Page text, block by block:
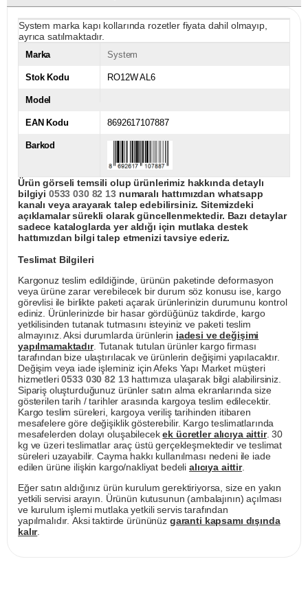
System marka kapı kollarında rozetler fiyata dahil olmayıp,
ayrıca satılmaktadır.
Marka System
Stok Kodu RO12W AL6
Model
EAN Kodu 8692617107887
Barkod
Ürün görseli temsili olup ürünlerimiz hakkında detaylı
bilgiyi 0533 030 82 13numaralı hattımızdan whatsapp
kanalı veya arayarak talep edebilirsiniz. Sitemizdeki
açıklamalar sürekli olarak güncellenmektedir. Bazı detaylar
sadece kataloglarda yer aldığı için mutlaka destek
hattımızdan bilgi talep etmenizi tavsiye ederiz.
Teslimat Bilgileri
Kargonuz teslim edildiğinde, ürünün paketinde deformasyon
veya ürüne zarar verebilecek bir durum söz konusu ise, kargo
görevlisi ile birlikte paketi açarak ürünlerinizin durumunu kontrol
ediniz. Ürünlerinizde bir hasar gördüğünüz takdirde, kargo
yetkilisinden tutanak tutmasını isteyiniz ve paketi teslim
almayınız. Aksi durumlarda ürünlerin iadesi ve değişimi
yapılmamaktadır. Tutanak tutulan ürünler kargo firması
tarafından bize ulaştırılacak ve ürünlerin değişimi yapılacaktır.
Değişim veya iade işleminiz için Afeks Yapı Market müşteri
hizmetleri0533 030 82 13hattımıza ulaşarak bilgi alabilirsiniz.
Sipariş oluşturduğunuz ürünler satın alma ekranlarında size
gösterilen tarih / tarihler arasında kargoya teslim edilecektir.
Kargo teslim süreleri, kargoya veriliş tarihinden itibaren
mesafelere göre değişiklik gösterebilir. Kargo teslimatlarında
mesafelerden dolayı oluşabilecekek ücretler alıcıya aittir. 30
kg ve üzeri teslimatlar araç üstü gerçekleşmektedir ve teslimat
süreleri uzayabilir. Cayma hakkı kullanılması nedeni ile iade
edilen ürüne ilişkin kargo/nakliyat bedeli alıcıya aittir.
Eğer satın aldığınız ürün kurulum gerektiriyorsa, size en yakın
yetkili servisi arayın. Ürünün kutusunun (ambalajının) açılması
ve kurulum işlemi mutlaka yetkili servis tarafından
yapılmalıdır. Aksi taktirde ürününüz garanti kapsamı dışında
kalır.